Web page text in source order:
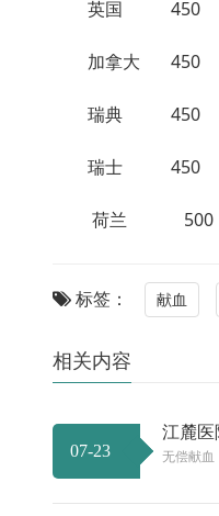
英国
加拿大
瑞典
瑞士 450
荷兰
标签： 献血
相关内容
07-23
江麓
无偿献血